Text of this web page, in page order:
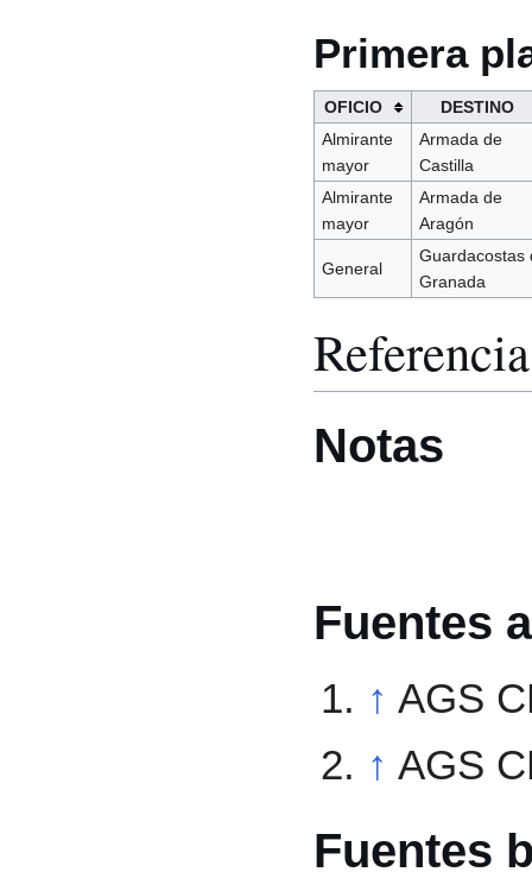
Primera
OFICIO
DESTINO
Almirante
mayor
Armada de
Castilla
Almirante
mayor
Armada de
Aragón
General
Guardacostas
Granada
Notas
Fuentes
↑ AGS
↑ AGS
Fuentes